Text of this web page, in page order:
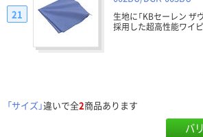
生地に「KBセーレン ザ
採用した超高性能ワイ
21
「サイズ」違いで全2商品あります
バ